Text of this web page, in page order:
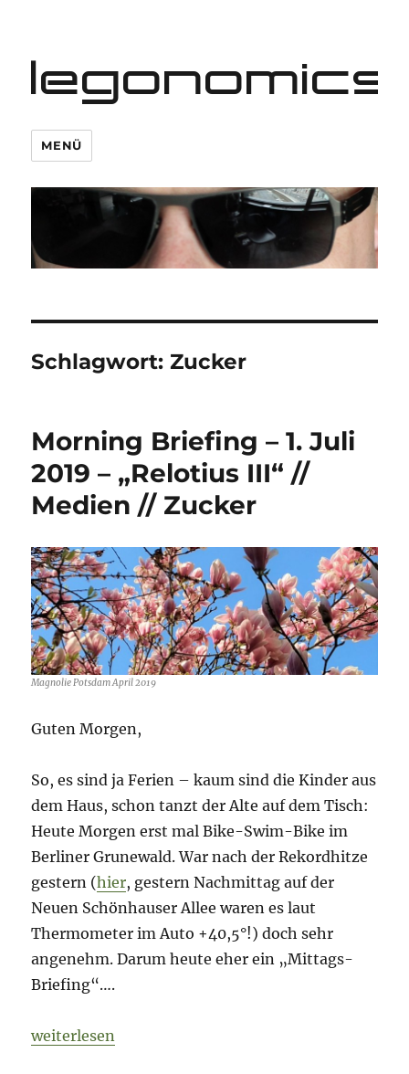
legonomics
MENÜ
Schlagwort:Zucker
Morning Briefing – 1. Juli
2019 – „Relotius III“ //
Medien // Zucker
Magnolie Potsdam April 2019
Guten Morgen,
So, es sind ja Ferien – kaum sind die Kinder aus
dem Haus, schon tanzt der Alte auf dem Tisch:
Heute Morgen erst mal Bike-Swim-Bike im
Berliner Grunewald. War nach der Rekordhitze
gestern (hier, gestern Nachmittag auf der
Neuen Schönhauser Allee waren es laut
Thermometer im Auto +40,5°!) doch sehr
angenehm. Darum heute eher ein „Mittags-
Briefing“….
„Morning Briefing – 1. Juli 2019 – „Relotius III“ //
weiterlesen